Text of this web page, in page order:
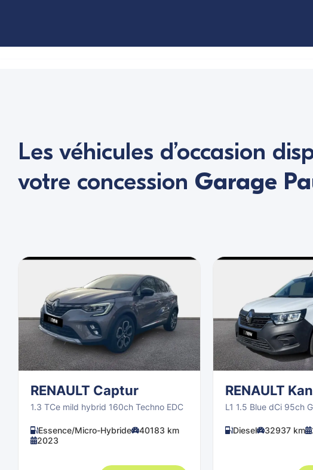
Les véhicules d’occasion
votre concession Garage
RENAULT Captur
1.3 TCe mild hybrid 160ch Techno EDC
Essence/Micro-Hybride
40183 km
2023
RENAULT
L1 1.5 Blue dCi 95ch
Diesel 32937 km